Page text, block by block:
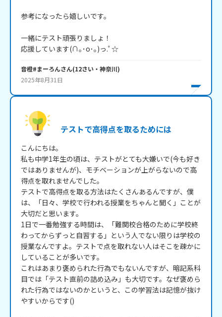
参考になったら嬉しいです。
一緒にテスト頑張りましょ！
応援しています(∩｡･o･｡)っ.ﾟ☆
音橙#まーろんさん(12さい・ 神奈川)
2025年8月31日
テストで高得点を取るためには
こんにちは。
私も中学1年生の頃は、テストがとても大嫌いで(今も好き
ではありませんが)、モチベーションが上がらないので高
得点を取れませんでした。
テストで高得点を取る方法はたくさんあるんですが、僕
は、「日々、学校で行われる授業をちゃんと聞く」ことが
大切だと思います。
1日で一番勉強する時間は、「難関校合格のために学校終
わってからずっと自習する」という人でない限りは学校の
授業なんですよ。テストで点を取れない人はそこを疎かに
していることが多いです。
これはあまり褒められた行為でもないんですが、暗記系科
目では「テスト直前の詰め込み」も大切です。なぜ褒めら
れた行為ではないのかというと、この学習法は記憶が抜け
やすいからです()